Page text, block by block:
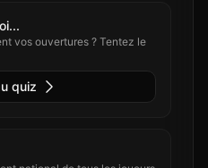
vos ouvertures ? Tentez le
quiz